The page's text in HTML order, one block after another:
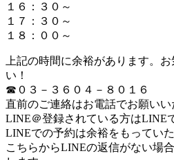
１６：３０～
１７：３０～
１８：００～
上記の時間に余裕があります。
い！
☎０３－３６０４－８０１６
直前のご連絡はお電話でお願いい
LINE＠登録されている方はLINE
LINEでの予約は余裕をもってい
こちらからLINEの返信がない場